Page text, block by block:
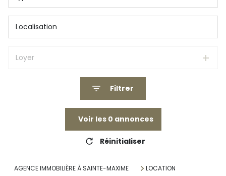
Loyer
Filtrer
Voir les 0 annonces
Réinitialiser
AGENCE IMMOBILIÈRE À SAINTE-MAXIME
LOCATION